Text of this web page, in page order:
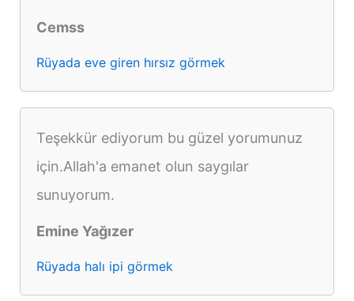
Cemss
Rüyada eve giren hırsız görmek
Teşekkür ediyorum bu güzel yorumunuz
için.Allah'a emanet olun saygılar
sunuyorum.
Emine Yağızer
Rüyada halı ipi görmek